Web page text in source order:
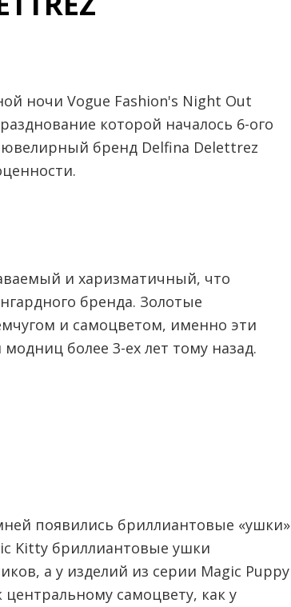
ночи Vogue Fashion's Night Out
которой началось 6-ого
бренд Delfina Delettrez
и харизматичный, что
бренда. Золотые
и самоцветом, именно эти
более 3-ех лет тому назад.
появились бриллиантовые «ушки»
Kitty бриллиантовые ушки
а у изделий из серии Magic Puppy
самоцвету, как у